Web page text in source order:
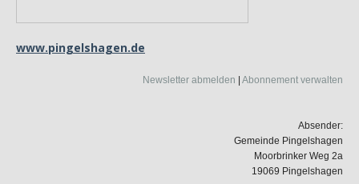
www.pingelshagen.de
Newsletter abmelden Abonnement verwalten
Absender:
Gemeinde Pingelshagen
Moorbrinker Weg 2a
19069 Pingelshagen